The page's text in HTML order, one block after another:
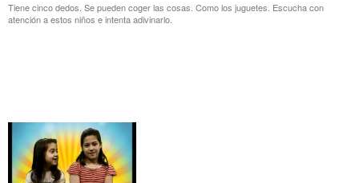
Tiene cinco dedos. Se pueden coger las cosas. Como los juguetes. Escucha con
atención a estos niños e intenta adivinarlo.